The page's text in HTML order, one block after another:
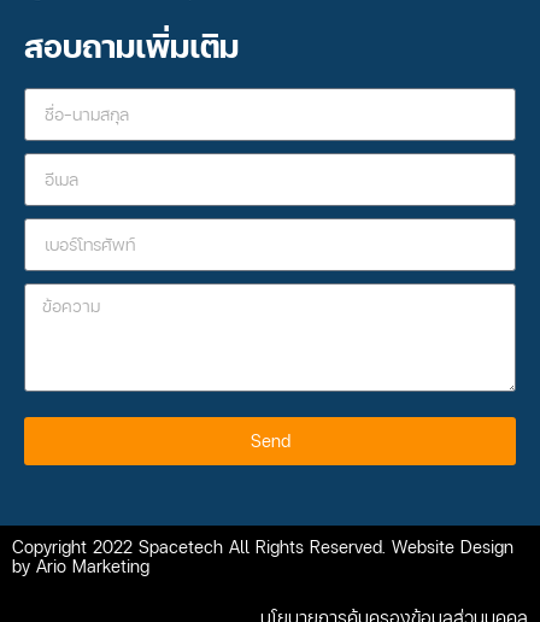
สอบถามเพิ่มเติม
Send
Copyright 2022 Spacetech All Rights Reserved. Website Design
by Ario Marketing